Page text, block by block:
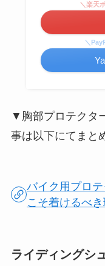
＼楽天
＼
▼胸部プロテクタ
事は以下にてまと
バイク用プロ
こそ着けるべ
ライディングシ